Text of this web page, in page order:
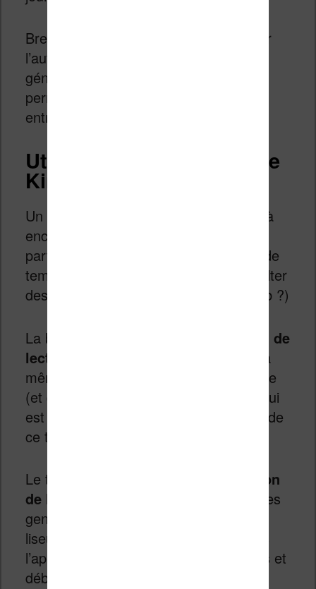
Bref, ce point est
car
l’autonomie d’une liseuse est
généralement proche d’un mois, ce qui
permet de lire des centaines de pages
entre deux rechargements complets.
Utilisation du smartphone
Kingrow K1
Un smartphone avec un unique écran à
encre électronique implique un besoin
particulier : celui de passer beaucoup de
temps sur cet écran pour lire ou consulter
des informations diverses (email ? Web ?)
La bonne nouvelle c’est que
le confort de
lecture semble au rendez-vous
. Il y a
même un éclairage de l’écran disponible
(et qu’on peut régler en intensité), ce qui
est une première pour un smartphone de
ce type (avec encre électronique).
Le truc amusant, c’est que
l’application
de lecture est celle de Kindle
. Pour les
gens qui ont un compte Kindle (ou une
liseuse), il suffira de se connecter dans
l’application pour récupérer ses ebooks et
débuter la lecture.